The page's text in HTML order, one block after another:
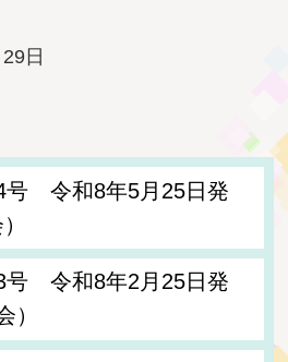
日
号 令和8年5月25日発
号 令和8年2月25日発
）